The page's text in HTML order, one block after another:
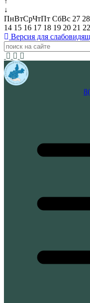
↓
ПнВтСрЧтПт СбВс 27 28
14 15 16 17 18 19 20 21 22
Версия для